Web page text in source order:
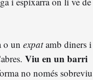
o un expatamb diners i
Viu en un barri
no només sobreviu